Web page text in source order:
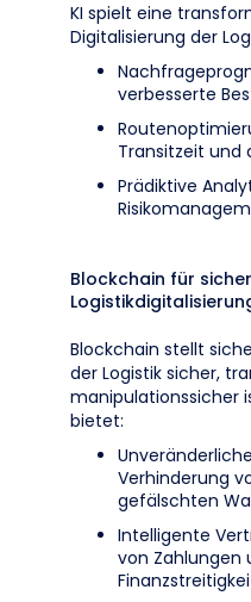
KI spielt eine
Digitalisierung der
verbesserte
Transitzeit und
Prädiktive
Blockchain für
Blockchain stellt
der Logistik sicher,
manipulationssicher
bietet:
Verhinderung
gefälschten
Intelligente
von Zahlungen